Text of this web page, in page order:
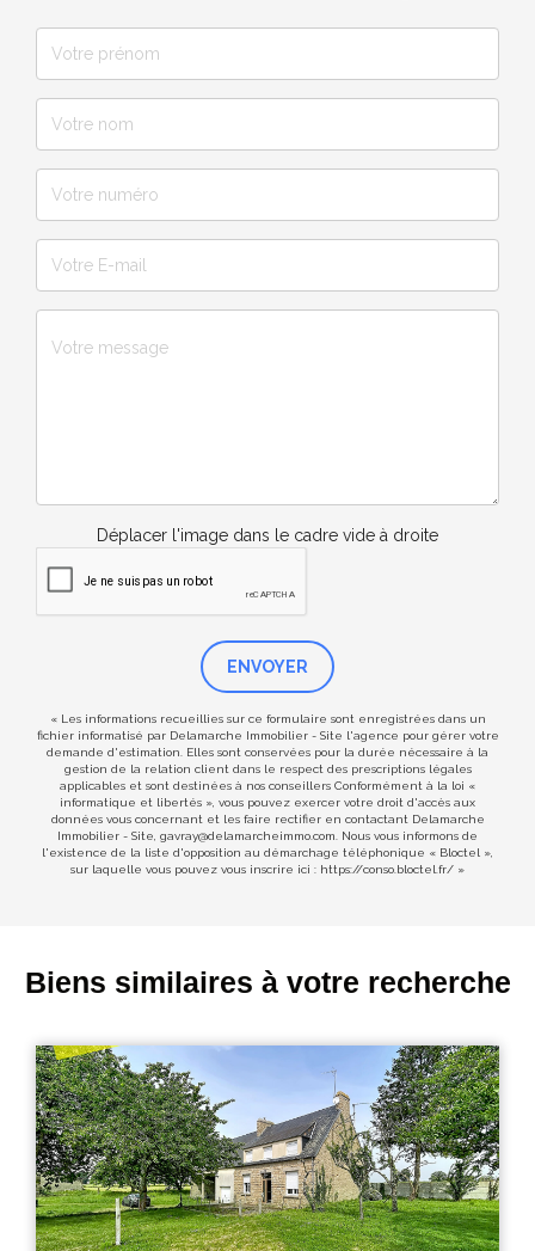
Déplacer l'image dans le cadre vide à droite
ENVOYER
« Les informations recueillies sur ce formulaire sont enregistrées dans un
fichier informatisé par Delamarche Immobilier - Site l'agence pour gérer votre
demande d'estimation. Elles sont conservées pour la durée nécessaire à la
gestion de la relation client dans le respect des prescriptions légales
applicables et sont destinées à nos conseillers Conformément à la loi «
informatique et libertés », vous pouvez exercer votre droit d'accès aux
données vous concernant et les faire rectifier en contactant Delamarche
Immobilier - Site, gavray@delamarcheimmo.com. Nous vous informons de
l'existence de la liste d'opposition au démarchage téléphonique « Bloctel »,
sur laquelle vous pouvez vous inscrire ici : https://conso.bloctel.fr/ »
Biens similaires à votre recherche